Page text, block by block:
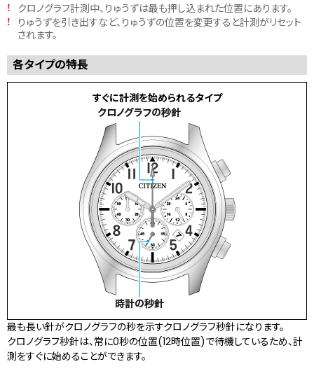
! クロノグラフ計測中、りゅうずは最も押し込まれた位置にあります。
!
りゅうずを引き出すなど、りゅうずの位置を変更すると計測がリセット
されます。
各タイプの特長
すぐに計測を始められるタイプ
最も長い針がクロノグラフの秒を示すクロノグラフ秒針になります。
クロノグラフ秒針は、常に0秒の位置(12時位置)で待機しているため、計
測をすぐに始めることができます。